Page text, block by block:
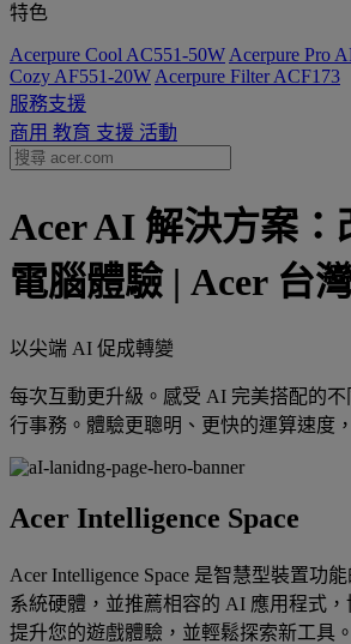
特色
Acerpure Cool AC551-50W Acerpure Pro
Cozy AF551-20W Acerpure Filter ACF173
服務支援
商用 教育 支援 活動
Acer AI 解決方案：
電腦體驗 | Acer 台
以尖端 AI 促成轉變
每次互動更升級。感受 AI 完美搭配的不
行事務。體驗更聰明、更快的運算速度
Acer Intelligence Space
Acer Intelligence Space 是智慧型裝置功
系統硬體，並推薦相容的 AI 應用程式，
提升您的遊戲體驗，並輕鬆探索新工具。